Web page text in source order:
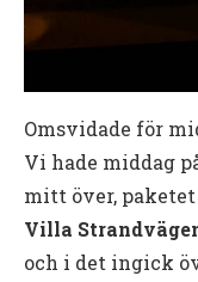
Omsvidade för
Vi hade middag
mitt över, paketet
Villa
och i det ingick